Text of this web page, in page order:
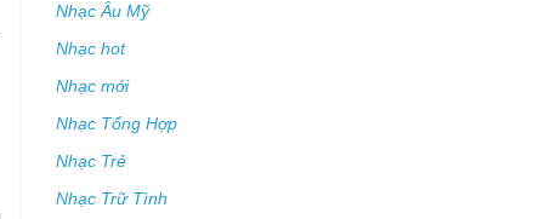
Nhạc Âu Mỹ
Nhạc hot
Nhạc mới
Nhạc Tổng Hợp
Nhạc Trẻ
Nhạc Trữ Tình